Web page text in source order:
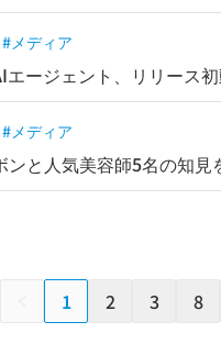
メディア
エージェント、リリース
メディア
と人気美容師5名の知見
1 2 3 8